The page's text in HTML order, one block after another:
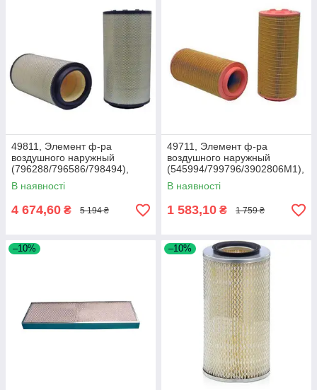
49811, Элемент ф-ра
воздушного наружный
(796288/796586/798494),
Lex440/460/540/560/570,
Xer3300
В наявності
4 674,60 ₴ 5 194 ₴
49711, Элемент ф-ра
воздушного наружный
(545994/799796/3902806M1),
Claas
В наявності
1 583,10 ₴ 1 759 ₴
–10% –10%